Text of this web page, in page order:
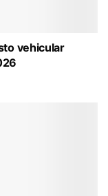
vehicular